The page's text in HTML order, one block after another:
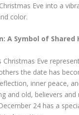
Eve into a
color.
A Symbol of Shared
Christmas Eve
the date has
inner peace,
and old, believers and
24 has a